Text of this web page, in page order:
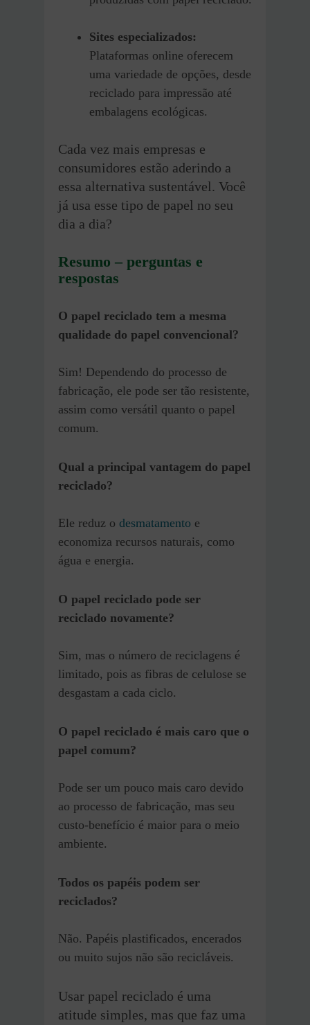
Sites especializados:
Plataformas online oferecem
uma variedade de opções, desde
reciclado para impressão até
embalagens ecológicas.
Cada vez mais empresas e
consumidores estão aderindo a
essa alternativa sustentável. Você
já usa esse tipo de papel no seu
dia a dia?
Resumo – perguntas e
respostas
O papel reciclado tem a mesma
qualidade do papel convencional?
Sim! Dependendo do processo de
fabricação, ele pode ser tão resistente,
assim como versátil quanto o papel
comum.
Qual a principal vantagem do papel
reciclado?
Ele reduz o desmatamento e
economiza recursos naturais, como
água e energia.
O papel reciclado pode ser
reciclado novamente?
Sim, mas o número de reciclagens é
limitado, pois as fibras de celulose se
desgastam a cada ciclo.
O papel reciclado é mais caro que o
papel comum?
Pode ser um pouco mais caro devido
ao processo de fabricação, mas seu
custo-benefício é maior para o meio
ambiente.
Todos os papéis podem ser
reciclados?
Não. Papéis plastificados, encerados
ou muito sujos não são recicláveis.
Usar papel reciclado é uma
atitude simples, mas que faz uma